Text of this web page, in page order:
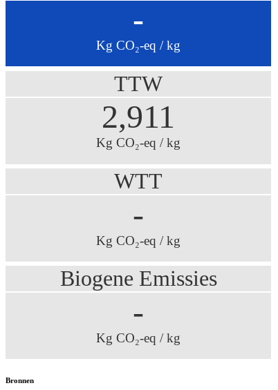
-
Kg CO₂-eq / kg
TTW
2,911
Kg CO₂-eq / kg
WTT
-
Kg CO₂-eq / kg
Biogene Emissies
-
Kg CO₂-eq / kg
Bronnen